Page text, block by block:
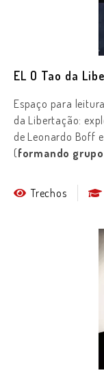
EL O Tao da
Espaço para
da Libertação:
de Leonardo Boff
(formando
Trechos